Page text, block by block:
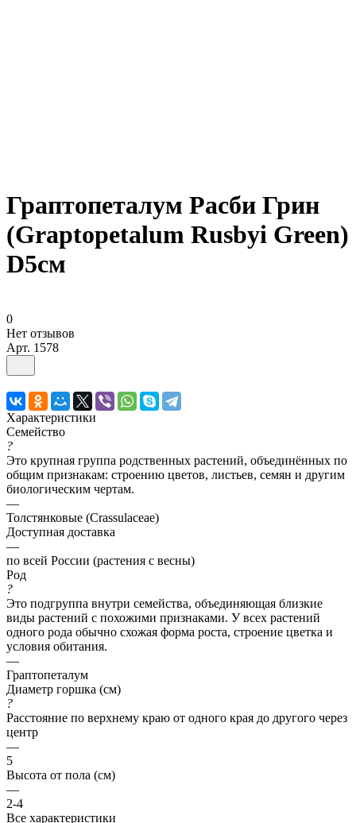
Граптопеталум Расби Грин
(Graptopetalum Rusbyi Green)
D5см
0
Нет отзывов
Арт. 1578
Характеристики
Семейство
?
Это крупная группа родственных растений, объединённых по
общим признакам: строению цветов, листьев, семян и другим
биологическим чертам.
—
Толстянковые (Crassulaceae)
Доступная доставка
—
по всей России (растения с весны)
Род
?
Это подгруппа внутри семейства, объединяющая близкие
виды растений с похожими признаками. У всех растений
одного рода обычно схожая форма роста, строение цветка и
условия обитания.
—
Граптопеталум
Диаметр горшка (см)
?
Расстояние по верхнему краю от одного края до другого через
центр
—
5
Высота от пола (см)
—
2-4
Все характеристики